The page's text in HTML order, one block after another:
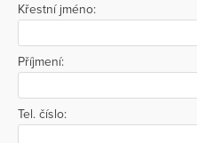
Křestní jméno:
Příjmení:
Tel. číslo: